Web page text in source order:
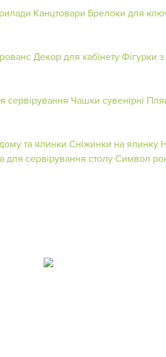
Канцтовари Брелоки для
Декор для кабінетуФігурки
сервірування Чашки сувенірні
та ялинки Сніжинки на ялинку
для сервірування столуСимвол